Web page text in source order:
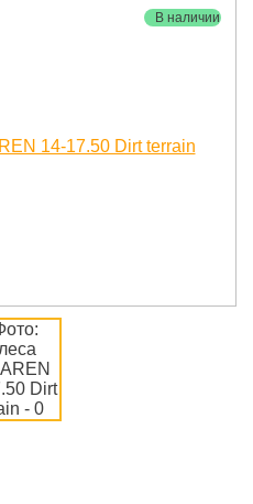
В наличии